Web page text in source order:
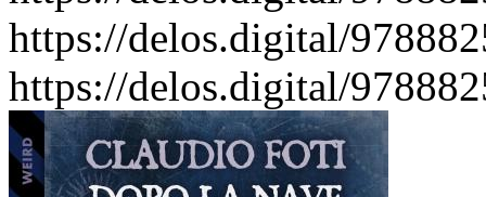
https://delos.digital/
https://delos.digital/